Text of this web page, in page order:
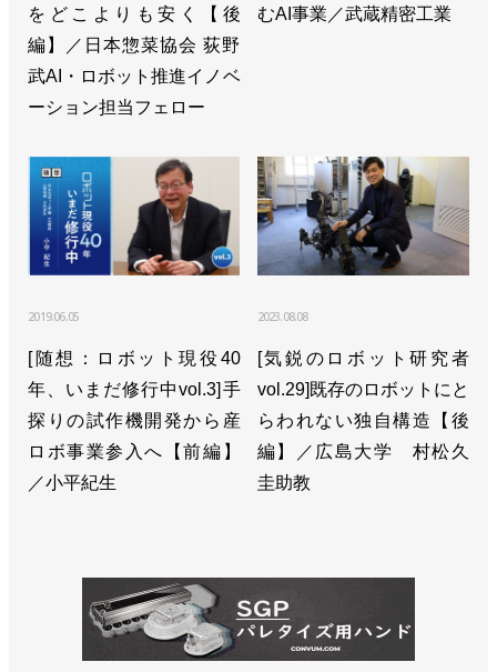
をどこよりも安く【後
編】／日本惣菜協会 荻野
武AI・ロボット推進イノベ
ーション担当フェロー
むAI事業／武蔵精密工業
2019.06.05
[随想：ロボット現役40
年、いまだ修行中vol.3]手
探りの試作機開発から産
ロボ事業参入へ【前編】
／小平紀生
2023.08.08
[気鋭のロボット研究者
vol.29]既存のロボットにと
らわれない独自構造【後
編】／広島大学 村松久
圭助教